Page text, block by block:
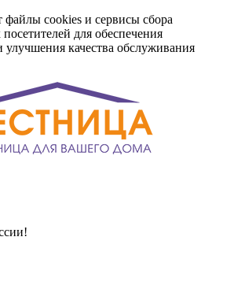
файлы cookies и сервисы сбора
для обеспечения
улучшения качества обслуживания